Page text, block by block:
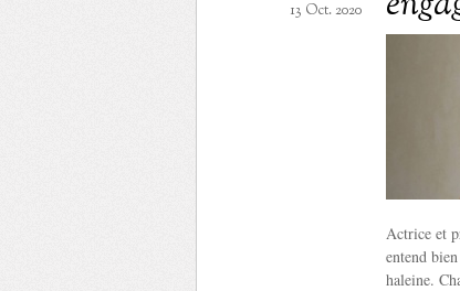
13 Oct. 2020
Actrice et
entend
haleine.